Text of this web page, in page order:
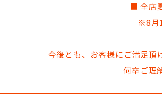
■ 全店
※8月
今後とも、お客様にご満足頂
何卒ご理